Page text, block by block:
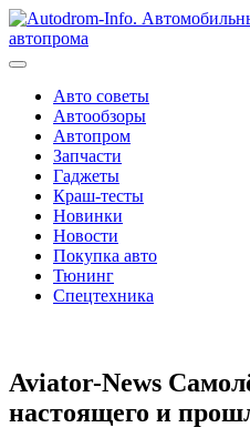
Перейти
к
содержимому
Авто советы
Автообзоры
Автопром
Запчасти
Гаджеты
Краш-тесты
Новинки
Новости
Покупка авто
Тюнинг
Спецтехника
Aviator-News
настоящего и